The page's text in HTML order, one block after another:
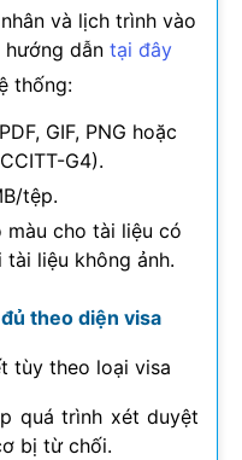
và lịch trình vào
hướng dẫn tại đây
thống:
GIF, PNG hoặc
G4).
tệp.
màu cho tài liệu có
liệu không ảnh.
theo diện visa
tùy theo loại visa
quá trình xét duyệt
bị từ chối.